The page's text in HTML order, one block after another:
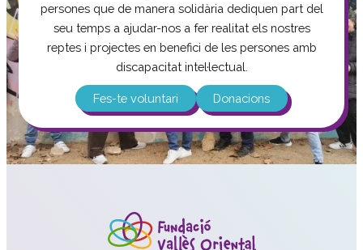
persones que de manera solidària dediquen part del
seu temps a ajudar-nos a fer realitat els nostres
reptes i projectes en benefici de les persones amb
discapacitat intel·lectual.
Fes-te voluntari Donacions